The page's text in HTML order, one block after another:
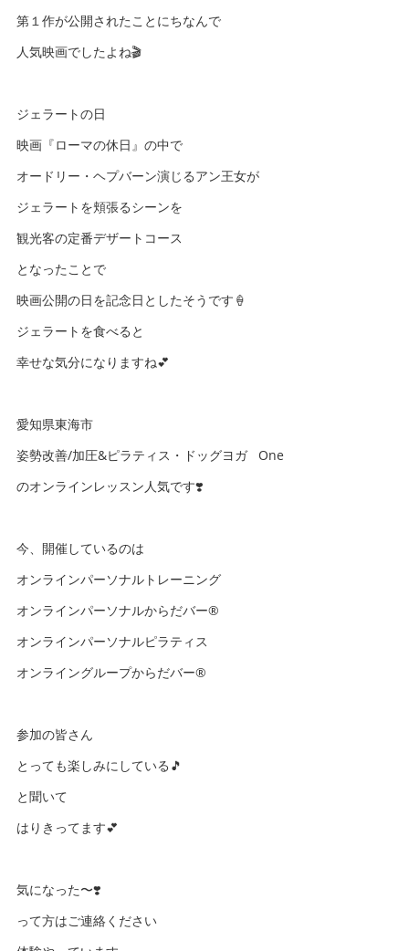
第１作が公開されたことにちなんで
人気映画でしたよね🎬
ジェラートの日
映画『ローマの休日』の中で
オードリー・ヘプバーン演じるアン王女が
ジェラートを頬張るシーンを
観光客の定番デザートコース
となったことで
映画公開の日を記念日としたそうです🍦
ジェラートを食べると
幸せな気分になりますね💕
愛知県東海市
姿勢改善/加圧&ピラティス・ドッグヨガ One
のオンラインレッスン人気です❣️
今、開催しているのは
オンラインパーソナルトレーニング
オンラインパーソナルからだバー®️
オンラインパーソナルピラティス
オンライングループからだバー®️
参加の皆さん
とっても楽しみにしている🎵
と聞いて
はりきってます💕
気になった〜❣️
って方はご連絡ください